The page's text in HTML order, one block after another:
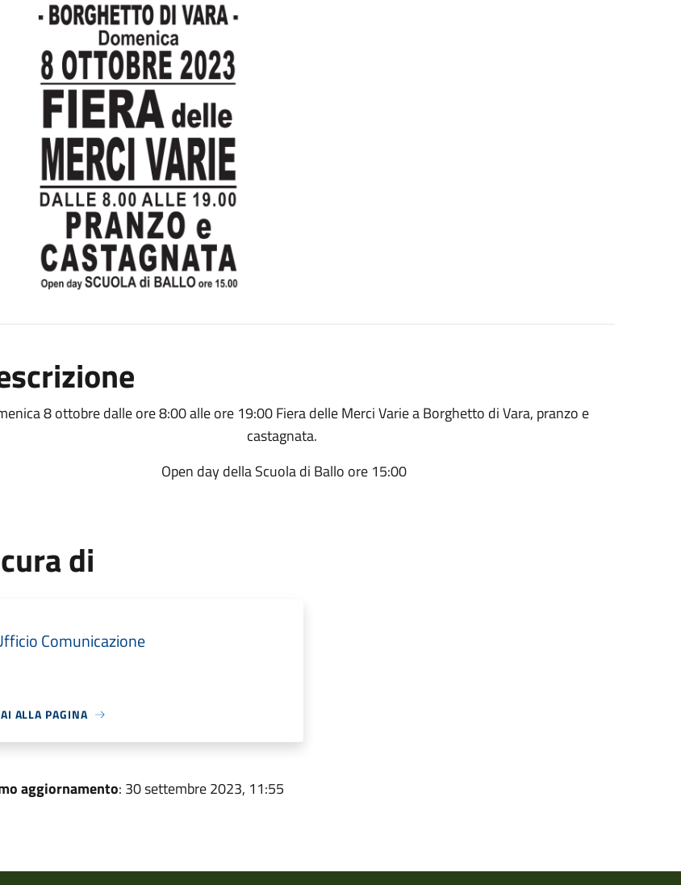
8 ottobre dalle ore 8:00 alle ore 19:00 Fiera delle Merci Varie a Borghetto di Vara, pranzo e
castagnata.
Open day della Scuola di Ballo ore 15:00
di
Comunicazione
ALLA PAGINA
aggiornamento: 30 settembre 2023, 11:55